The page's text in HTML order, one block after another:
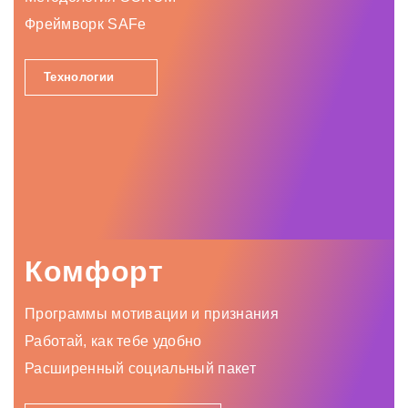
Фреймворк SAFe
Технологии
Комфорт
Программы мотивации и признания
Работай, как тебе удобно
Расширенный социальный пакет